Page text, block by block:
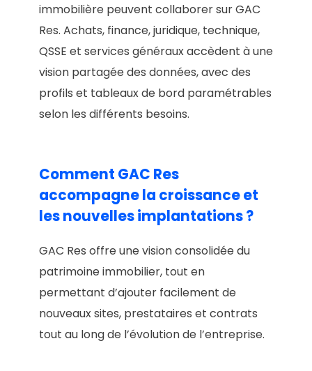
immobilière peuvent collaborer sur GAC
Res. Achats, finance, juridique, technique,
QSSE et services généraux accèdent à une
vision partagée des données, avec des
profils et tableaux de bord paramétrables
selon les différents besoins.
Comment GAC Res
accompagne la croissance et
les nouvelles implantations ?
GAC Res offre une vision consolidée du
patrimoine immobilier, tout en
permettant d’ajouter facilement de
nouveaux sites, prestataires et contrats
tout au long de l’évolution de l’entreprise.